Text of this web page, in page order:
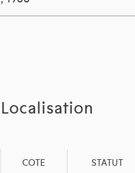
Localisation
COTE STATUT